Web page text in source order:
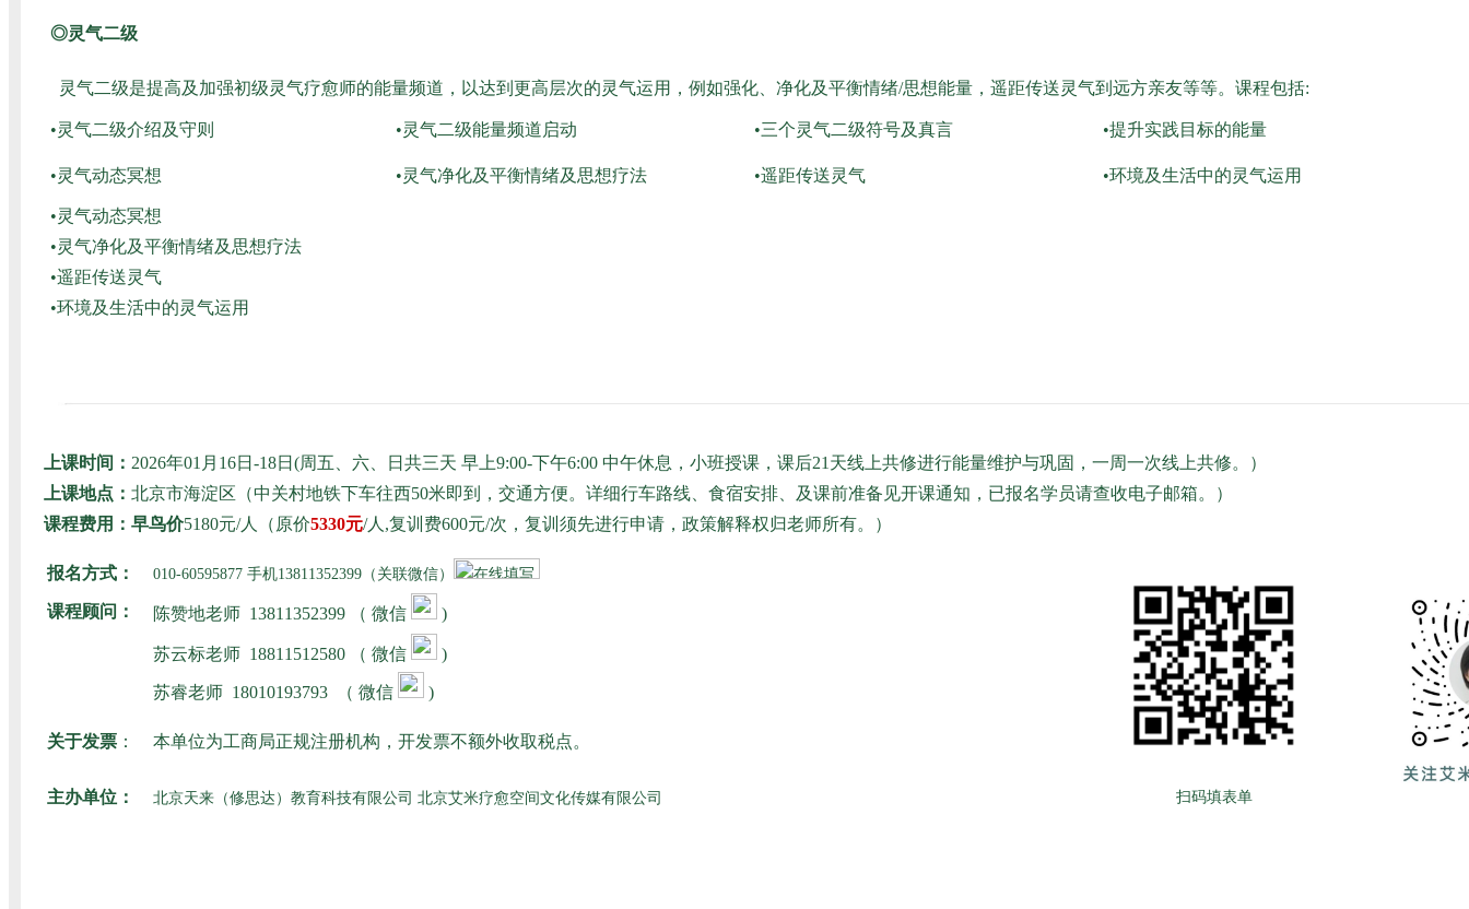
◎灵气二级
灵气二级是提高及加强初级灵气疗愈师的能量频道，以达到更高层次的灵气运用，例如强化、净化及平衡情绪/思想能量，遥距传送灵气到远方亲友等等。课程包括:
•灵气二级介绍及守则 •灵气二级能量频道启动 •三个灵气二级符号及真言 •提升实践目标的能量
•灵气动态冥想 •灵气净化及平衡情绪及思想疗法 •遥距传送灵气 •环境及生活中的灵气运用
•灵气动态冥想
•灵气净化及平衡情绪及思想疗法
•遥距传送灵气
•环境及生活中的灵气运用
上课时间： 2026年01月16日-18日(周五、六、日共三天 早上9:00-下午6:00 中午休息，小班授课，课后21天线上共修进行能量维护与巩固，一周一次线上共修。）
上课地点： 北京市海淀区（中关村地铁下车往西50米即到，交通方便。详细行车路线、食宿安排、及课前准备见开课通知，已报名学员请查收电子邮箱。）
课程费用：早鸟价5180元/人（原价5330元/人,复训费600元/次，复训须先进行申请，政策解释权归老师所有。）
报名方式： 010-60595877 手机13811352399（关联微信）
课程顾问： 陈赞地老师 13811352399 （ 微信 )
苏云标老师 18811512580 （ 微信 )
苏睿老师 18010193793 （ 微信 )
关于发票 ： 本单位为工商局正规注册机构，开发票不额外收取税点。
主办单位： 北京天来（修思达）教育科技有限公司 北京艾米疗愈空间文化传媒有限公司 扫码填表单